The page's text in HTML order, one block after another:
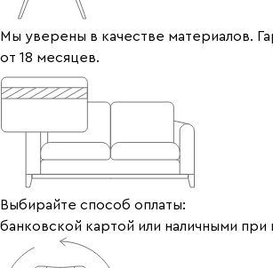
Мы уверены в качестве материалов.
от 18 месяцев.
Выбирайте способ оплаты:
банковской картой или наличными при